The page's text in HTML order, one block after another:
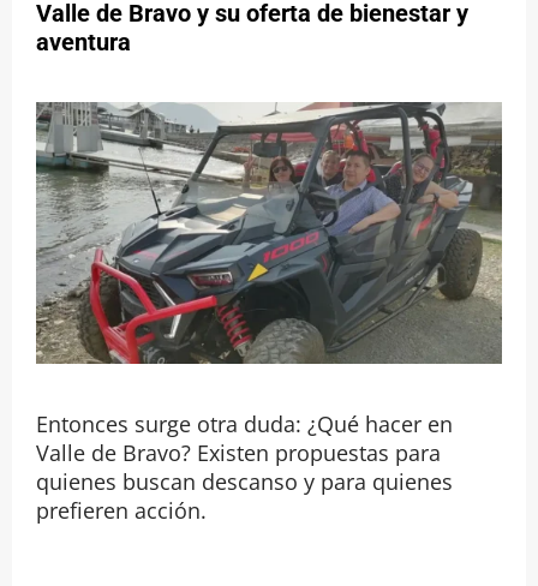
Valle de Bravo y su oferta de bienestar y
aventura
Entonces surge otra duda: ¿Qué hacer en
Valle de Bravo? Existen propuestas para
quienes buscan descanso y para quienes
prefieren acción.